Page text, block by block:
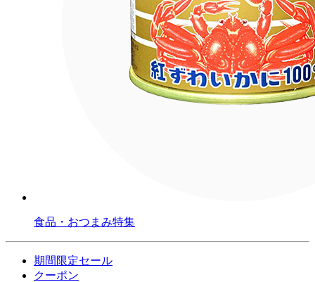
食品・おつまみ特集
期間限定セール
クーポン